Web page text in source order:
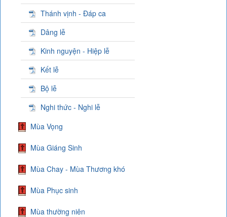
Thánh vịnh - Đáp ca
Dâng lễ
Kinh nguyện - Hiệp lễ
Kết lễ
Bộ lễ
Nghi thức - Nghi lễ
Mùa Vọng
Mùa Giáng Sinh
Mùa Chay - Mùa Thương khó
Mùa Phục sinh
Mùa thường niên